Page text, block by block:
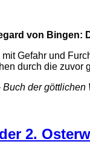
von Bingen:
Gefahr und
durch die zuvor
der göttlichen
2.